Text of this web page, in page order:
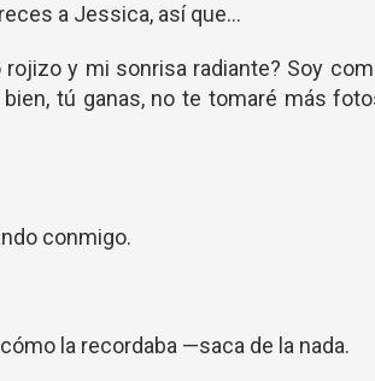
a Jessica, así que...
y mi sonrisa radiante? Soy
tú ganas, no te tomaré más
conmigo.
la recordaba —saca de la nada.